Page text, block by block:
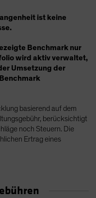
ist keine
Benchmark nur
wird aktiv verwaltet,
Umsetzung der
basierend auf dem
berücksichtigt
noch Steuern. Die
Ertrag eines